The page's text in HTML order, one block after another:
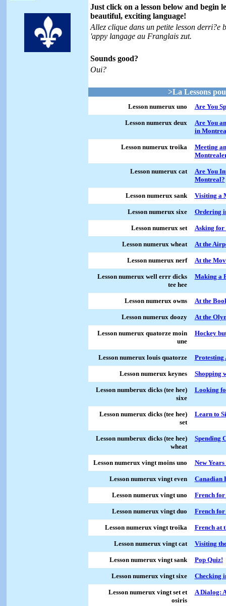
Just click on a lesson below and begin
beautiful, exciting language!
Allez clique dans un petite lesson derri?e
'appy langage au Franglais zut.
Sounds good?
Oui?
>La Lessons
Lesson numerux uno Are You
Lesson numerux deux
Are You
in
Lesson numerux troika
Meeting
Lesson numerux cat
Are You
Montreal?
Lesson numerux sank Visiting a
Lesson numerux sixe Ordering
Lesson numerux set Asking for
Lesson numerux wheat At the
Lesson numerux nerf At the
Lesson numerux well errr dicks
tee hee
Making a
Lesson numerux owns At the
Lesson numerux doozy At the
Lesson numerux quatorze moin
une
Hockey
Lesson numerux louis quatorze Protesting
Lesson numerux keynes Shopping
Lesson numberux dicks (tee hee)
sixe
Looking
Lesson numerux dicks (tee hee)
set
Learn to
Lesson numberux dicks (tee hee)
wheat
Spending
Lesson numerux vingt moins uno New
Lesson numerux vingt even Canadian
Lesson numerux vingt uno French for
Lesson numerux vingt duo French
Lesson numerux vingt troika French at
Lesson numerux vingt cat Visiting
Lesson numerux vingt sank Pop Quiz!
Lesson numerux vingt sixe Checking
Lesson numerux vingt set et
osiris
A Dialog: